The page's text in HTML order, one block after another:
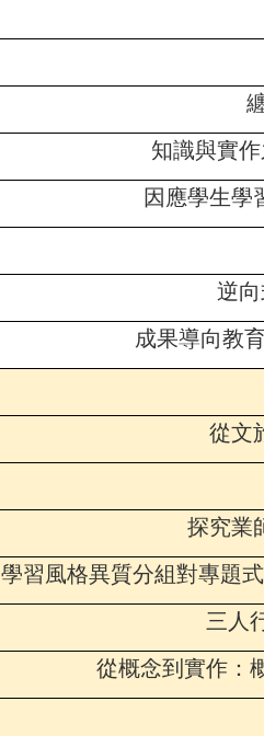
知識與實
因應學生學
逆
成果導向教
從文
探究業
學習風格異質分組對專題
三人
從概念到實作：